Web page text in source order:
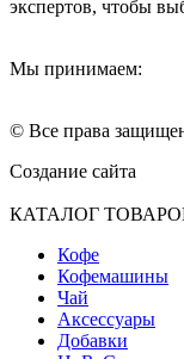
экспертов, чтобы
Мы принимаем:
© Все права
Создание сайта
КАТАЛОГ
Кофе
Кофемашины
Чай
Аксессуары
Добавки